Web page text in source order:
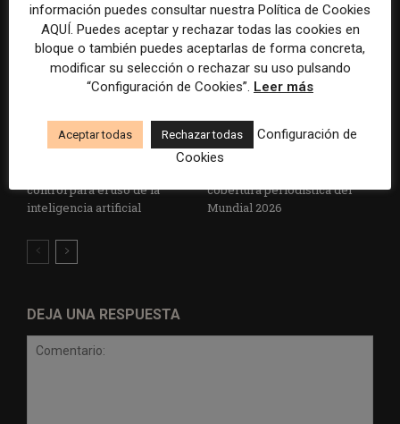
Radio Televisión Madrid
control para el uso de la
inteligencia artificial
ADEPA crea un premio
cobertura periodística del
Mundial 2026
DEJA UNA RESPUESTA
información puedes consultar nuestra Política de Cookies
AQUÍ. Puedes aceptar y rechazar todas las cookies en
bloque o también puedes aceptarlas de forma concreta,
modificar su selección o rechazar su uso pulsando
“Configuración de Cookies”. Leer más
Aceptar todas Rechazar todas
Configuración de
Cookies